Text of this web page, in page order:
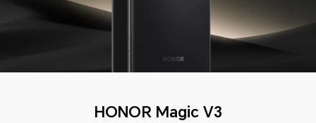
HONOR Magic V3